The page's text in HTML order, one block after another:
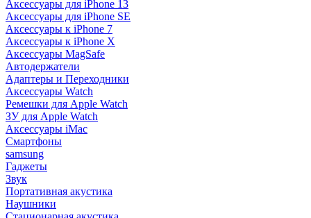
Аксессуары для iPhone 13
Аксессуары для iPhone SE
Аксессуары к iPhone 7
Аксессуары к iPhone X
Аксессуары MagSafe
Автодержатели
Адаптеры и Переходники
Аксессуары Watch
Ремешки для Apple Watch
ЗУ для Apple Watch
Аксессуары iMac
Смартфоны
samsung
Гаджеты
Звук
Портативная акустика
Наушники